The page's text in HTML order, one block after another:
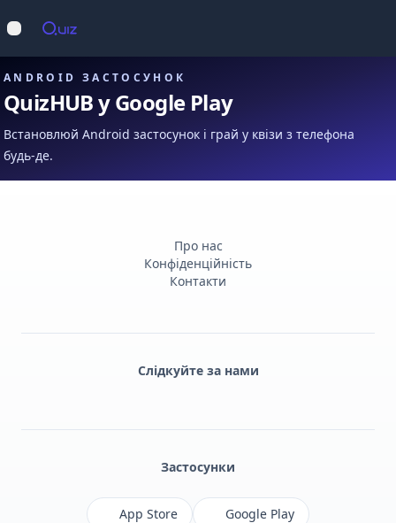
Відкрити меню
ANDROID ЗАСТОСУНОК
QuizHUB у Google Play
Встановлюй Android застосунок і грай у квізи з телефона
будь-де.
Про нас
Конфіденційність
Контакти
Слідкуйте за нами
Застосунки
App Store Google Play